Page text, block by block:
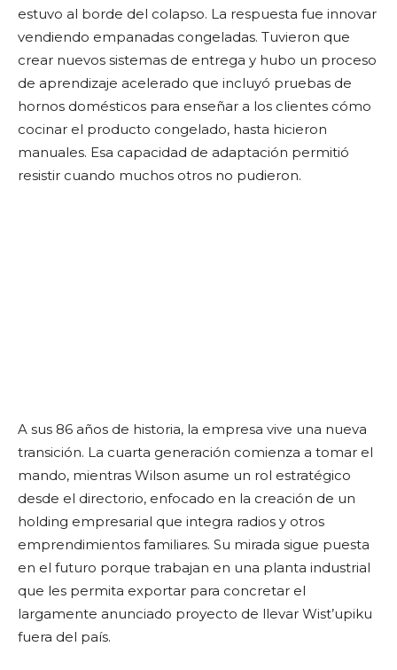
estuvo al borde del colapso. La respuesta fue innovar
vendiendo empanadas congeladas. Tuvieron que
crear nuevos sistemas de entrega y hubo un proceso
de aprendizaje acelerado que incluyó pruebas de
hornos domésticos para enseñar a los clientes cómo
cocinar el producto congelado, hasta hicieron
manuales. Esa capacidad de adaptación permitió
resistir cuando muchos otros no pudieron.
A sus 86 años de historia, la empresa vive una nueva
transición. La cuarta generación comienza a tomar el
mando, mientras Wilson asume un rol estratégico
desde el directorio, enfocado en la creación de un
holding empresarial que integra radios y otros
emprendimientos familiares. Su mirada sigue puesta
en el futuro porque trabajan en una planta industrial
que les permita exportar para concretar el
largamente anunciado proyecto de llevar Wist’upiku
fuera del país.